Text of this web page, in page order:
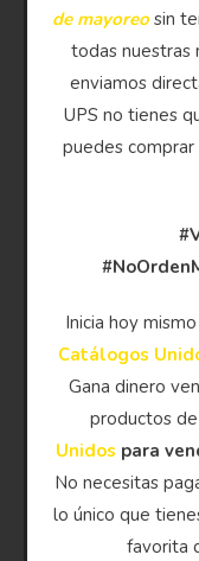
de mayoreosin
todas nuestras
enviamos
UPS no tienes
puedes
Inicia hoy
Catálogos
Gana dinero
productos
Unidos para
No necesitas
lo único que
favorita